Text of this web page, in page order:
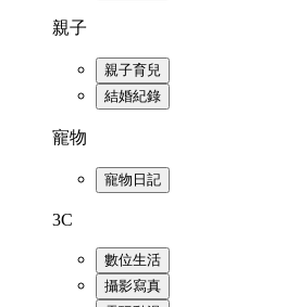
親子
親子育兒
結婚紀錄
寵物
寵物日記
3C
數位生活
攝影寫真